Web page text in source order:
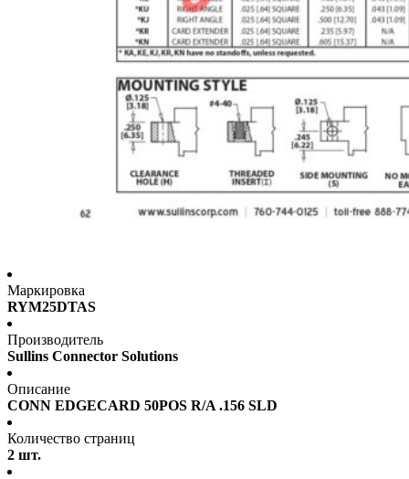
Маркировка
RYM25DTAS
Производитель
Sullins Connector Solutions
Описание
CONN EDGECARD 50POS R/A .156 SLD
Количество страниц
2 шт.